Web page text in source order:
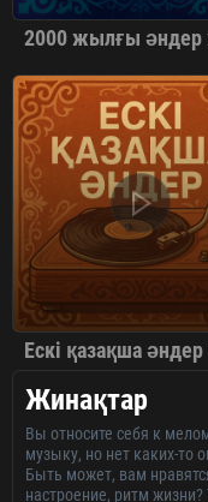
Жинақтар
Вы относите себя к
музыку, но нет каких-то
Быть может, вам
настроение, ритм